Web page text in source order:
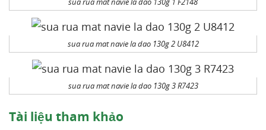
sua rua mat navie la dao 130g 2 U8412
sua rua mat navie la dao 130g 3 R7423
Tài liệu tham khảo